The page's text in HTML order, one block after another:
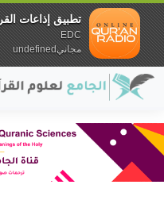
تطبيق إذاعات
EDC
مجانيundefined